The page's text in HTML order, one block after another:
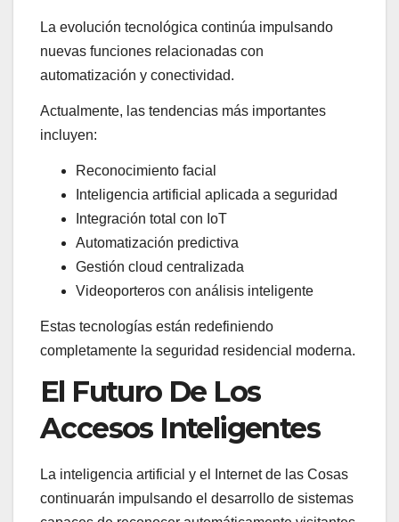
La evolución tecnológica continúa impulsando
nuevas funciones relacionadas con
automatización y conectividad.
Actualmente, las tendencias más importantes
incluyen:
Reconocimiento facial
Inteligencia artificial aplicada a seguridad
Integración total con IoT
Automatización predictiva
Gestión cloud centralizada
Videoporteros con análisis inteligente
Estas tecnologías están redefiniendo
completamente la seguridad residencial moderna.
El Futuro De Los
Accesos Inteligentes
La inteligencia artificial y el Internet de las Cosas
continuarán impulsando el desarrollo de sistemas